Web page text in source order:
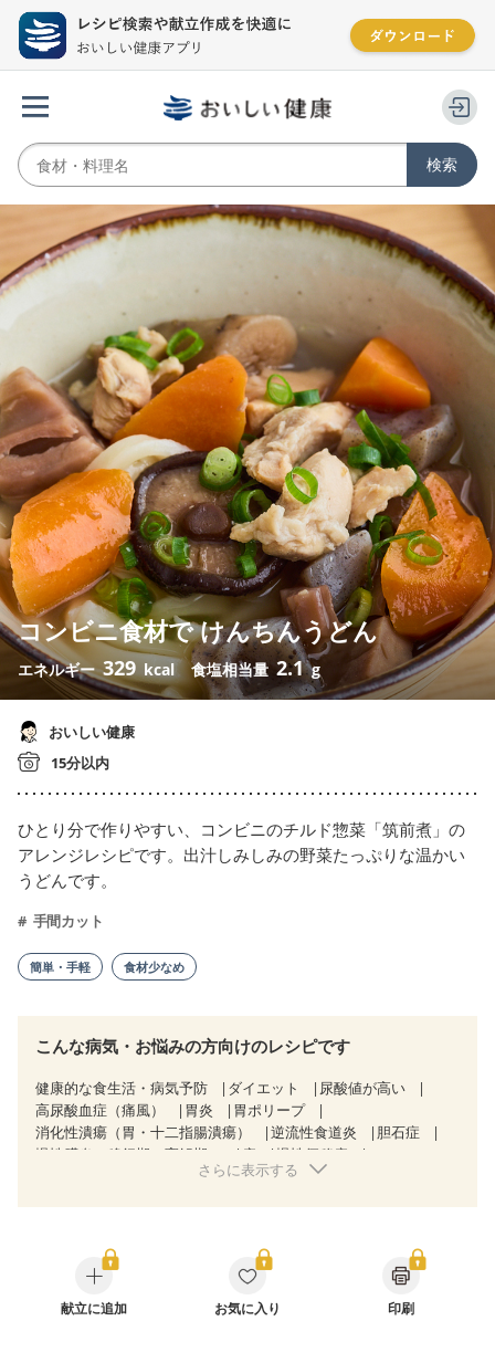
コンビニ食材で けんちんうどん
エネルギー329 kcal 食塩相当量 2.1 g
おいしい健康
15分以内
ひとり分で作りやすい、コンビニのチルド惣菜「筑前煮」の
アレンジレシピです。出汁しみしみの野菜たっぷりな温かい
うどんです。
手間カット
簡単・手軽 食材少なめ
こんな病気・お悩みの方向けのレシピです
健康的な食生活・病気予防 ダイエット
尿酸値が高い
高尿酸血症（痛風）
胃炎
胃ポリープ
消化性潰瘍（胃・十二指腸潰瘍）
逆流性食道炎
胆石症
慢性膵炎（移行期・寛解期）
痔
慢性便秘症
乳がん（抗がん剤治療中）
胃がん治療を終えた方・経過観察中の方
大腸がん治療を終えた方・経過観察中の方
大腸がん（抗がん剤治療中）
大腸がん（放射線治療中）
さらに表示する
献立に追加 お気に入り 印刷